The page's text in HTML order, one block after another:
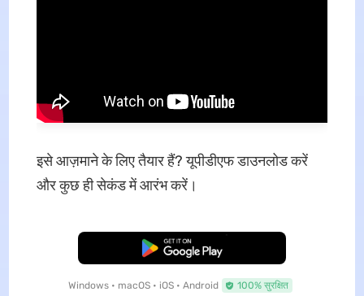
इसे आज़माने के लिए तैयार हैं? यूपीडीएफ डाउनलोड करें
और कुछ ही सेकंड में आरंभ करें।
मुफ्त डाउनलोड
Windows • macOS • iOS • Android 100% सुरक्षित